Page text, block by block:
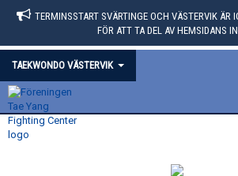
TERMINSSTART SVÄRTINGE OCH VÄSTERVIK ÄR
FÖR ATT TA DEL AV HEMSIDANS
TAEKWONDO VÄSTERVIK
HEM